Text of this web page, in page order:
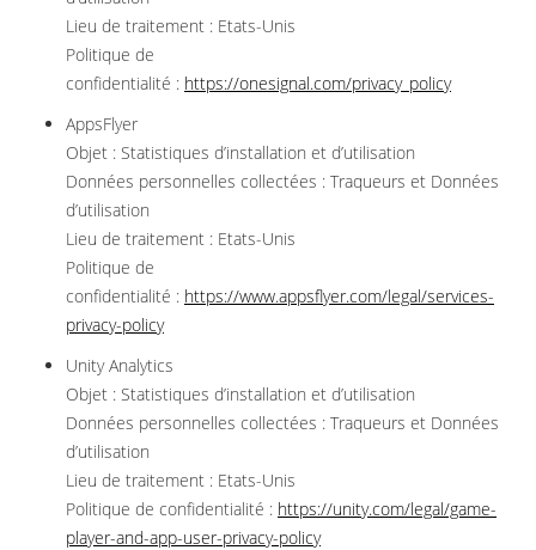
Lieu de traitement : Etats-Unis
Politique de
confidentialité : https://onesignal.com/privacy_policy
AppsFlyer
Objet : Statistiques d’installation et d’utilisation
Données personnelles collectées : Traqueurs et Données
d’utilisation
Lieu de traitement : Etats-Unis
Politique de
confidentialité : https://www.appsflyer.com/legal/services-
privacy-policy
Unity Analytics
Objet : Statistiques d’installation et d’utilisation
Données personnelles collectées : Traqueurs et Données
d’utilisation
Lieu de traitement : Etats-Unis
Politique de confidentialité : https://unity.com/legal/game-
player-and-app-user-privacy-policy